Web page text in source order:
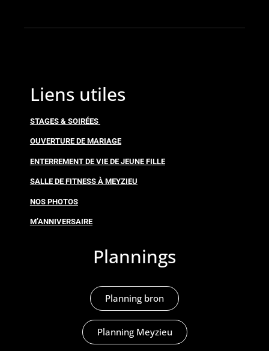
Liens utiles
STAGES & SOIRÉES
OUVERTURE DE MARIAGE
ENTERREMENT DE VIE DE JEUNE FILLE
SALLE DE FITNESS À MEYZIEU
NOS PHOTOS
M’ANNIVERSAIRE
Plannings
Planning bron
Planning Meyzieu